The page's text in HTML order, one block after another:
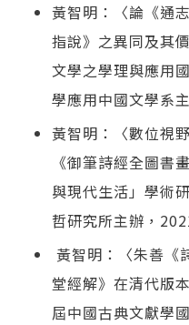
黃智明：〈論《通
指說》之異同及其
文學之學理與應用
學應用中國文學系
黃智明：〈數位視
《御筆詩經全圖書
與現代生活」學術
哲研究所主辦，
黃智明：〈朱善《
堂經解》在清代版
屆中國古典文獻學